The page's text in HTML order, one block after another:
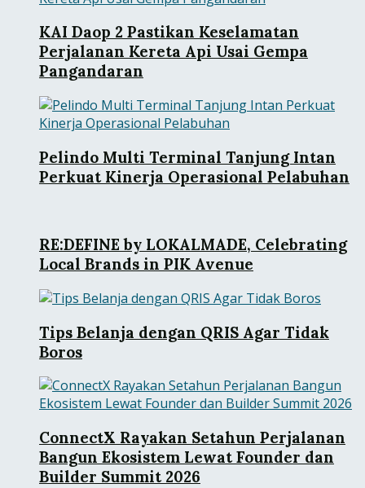
KAI Daop 2 Pastikan Keselamatan
Perjalanan Kereta Api Usai Gempa
Pangandaran
Pelindo Multi Terminal Tanjung Intan
Perkuat Kinerja Operasional Pelabuhan
RE:DEFINE by LOKALMADE, Celebrating
Local Brands in PIK Avenue
Tips Belanja dengan QRIS Agar Tidak
Boros
ConnectX Rayakan Setahun Perjalanan
Bangun Ekosistem Lewat Founder dan
Builder Summit 2026